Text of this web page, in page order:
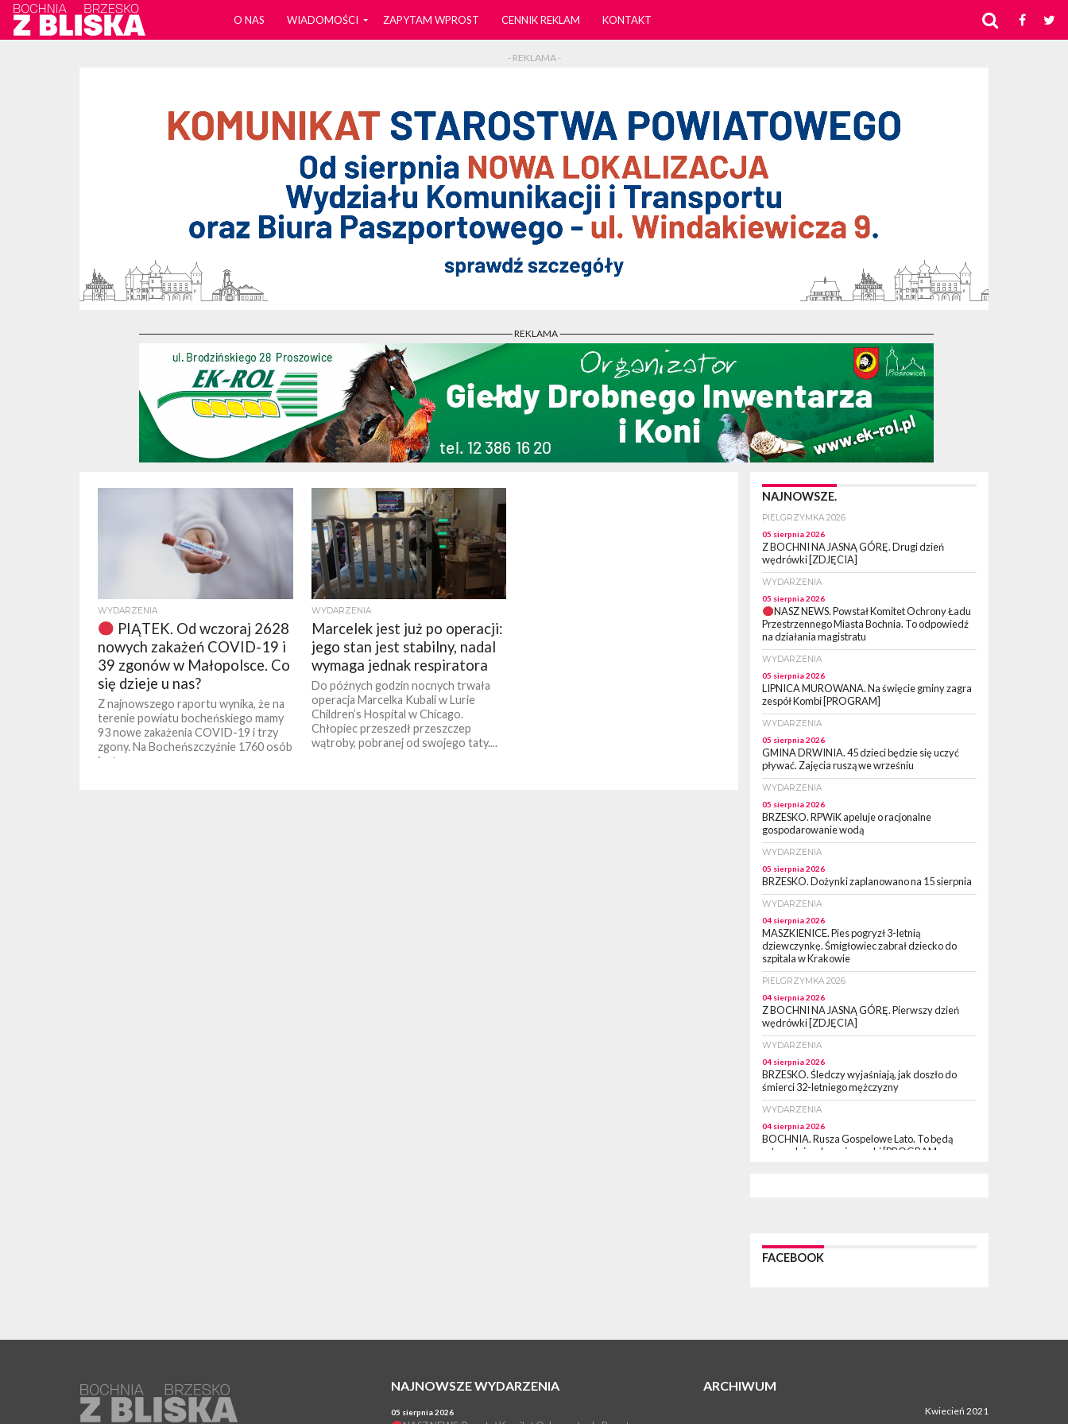
O NAS WIADOMOŚCI ZAPYTAM WPROST CENNIK REKLAM KONTAKT
- REKLAMA -
- REKLAMA -
WYDARZENIA
PIĄTEK. Od wczoraj 2628
nowych zakażeń COVID-19 i
39 zgonów w Małopolsce. Co
się dzieje u nas?
Z najnowszego raportu wynika, że na
terenie powiatu bocheńskiego mamy
93 nowe zakażenia COVID-19 i trzy
zgony. Na Bocheńszczyźnie 1760 osób
jest...
WYDARZENIA
Marcelek jest już po operacji:
jego stan jest stabilny, nadal
wymaga jednak respiratora
Do późnych godzin nocnych trwała
operacja Marcelka Kubali w Lurie
Children’s Hospital w Chicago.
Chłopiec przeszedł przeszczep
wątroby, pobranej od swojego taty....
NAJNOWSZE.
PIELGRZYMKA 2026
05 sierpnia 2026
Z BOCHNI NA JASNĄ GÓRĘ. Drugi dzień
wędrówki [ZDJĘCIA]
WYDARZENIA
05 sierpnia 2026
NASZ NEWS. Powstał Komitet Ochrony Ładu
Przestrzennego Miasta Bochnia. To odpowiedź
na działania magistratu
WYDARZENIA
05 sierpnia 2026
LIPNICA MUROWANA. Na święcie gminy zagra
zespół Kombi [PROGRAM]
WYDARZENIA
05 sierpnia 2026
GMINA DRWINIA. 45 dzieci będzie się uczyć
pływać. Zajęcia ruszą we wrześniu
WYDARZENIA
05 sierpnia 2026
BRZESKO. RPWiK apeluje o racjonalne
gospodarowanie wodą
WYDARZENIA
05 sierpnia 2026
BRZESKO. Dożynki zaplanowano na 15 sierpnia
WYDARZENIA
04 sierpnia 2026
MASZKIENICE. Pies pogryzł 3-letnią
dziewczynkę. Śmigłowiec zabrał dziecko do
szpitala w Krakowie
PIELGRZYMKA 2026
04 sierpnia 2026
Z BOCHNI NA JASNĄ GÓRĘ. Pierwszy dzień
wędrówki [ZDJĘCIA]
WYDARZENIA
04 sierpnia 2026
BRZESKO. Śledczy wyjaśniają, jak doszło do
śmierci 32-letniego mężczyzny
WYDARZENIA
04 sierpnia 2026
BOCHNIA. Rusza Gospelowe Lato. To będą
cztery dni radosnej muzyki [PROGRAM
WYDARZENIA
04 sierpnia 2026
FACEBOOK
NAJNOWSZE WYDARZENIA
05 sierpnia 2026
ARCHIWUM
Kwiecień 2021